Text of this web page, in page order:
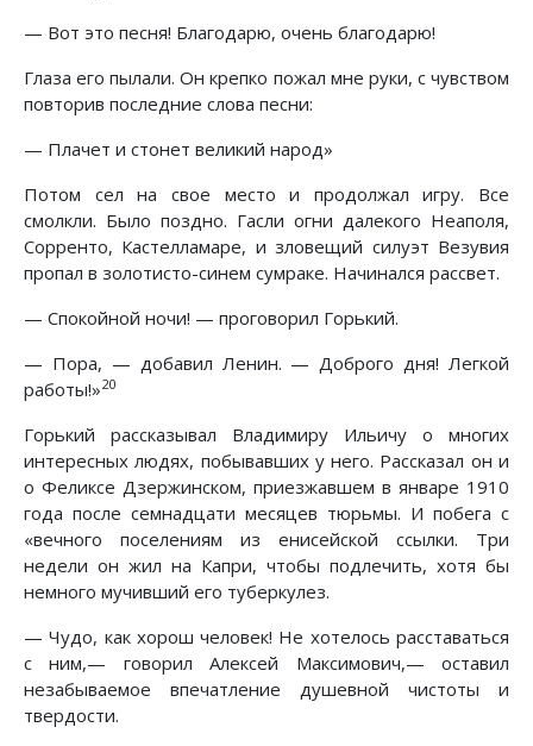
— Вот это песня! Благодарю, очень благодарю!
Глаза его пылали. Он крепко пожал мне руки, с чувством
повторив последние слова песни:
— Плачет и стонет великий народ»
Потом сел на свое место и продолжал игру. Все
смолкли. Было поздно. Гасли огни далекого Неаполя,
Сорренто, Кастелламаре, и зловещий силуэт Везувия
пропал в золотисто-синем сумраке. Начинался рассвет.
— Спокойной ночи! — проговорил Горький.
— Пора, — добавил Ленин. — Доброго дня! Легкой
работы!»20
Горький рассказывал Владимиру Ильичу о многих
интересных людях, побывавших у него. Рассказал он и
о Феликсе Дзержинском, приезжавшем в январе 1910
года после семнадцати месяцев тюрьмы. И побега с
«вечного поселениям из енисейской ссылки. Три
недели он жил на Капри, чтобы подлечить, хотя бы
немного мучивший его туберкулез.
— Чудо, как хорош человек! Не хотелось расставаться
с ним,— говорил Алексей Максимович,— оставил
незабываемое впечатление душевной чистоты и
твердости.